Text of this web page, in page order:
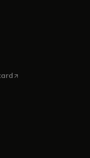
tab
a new tab
opens in a new tab
in a new tab